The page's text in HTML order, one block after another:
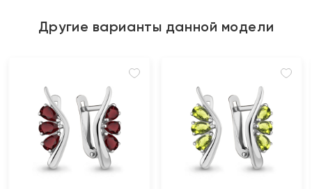
Другие варианты данной модели